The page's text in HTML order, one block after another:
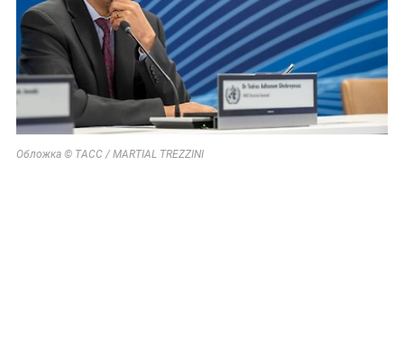
Обложка © ТАСС / MARTIAL TREZZINI